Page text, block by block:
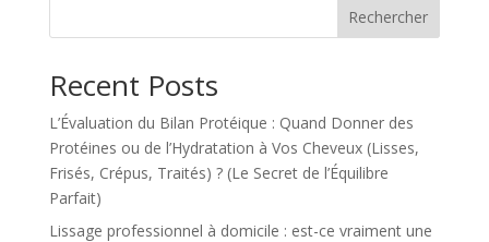
Rechercher
Recent Posts
L’Évaluation du Bilan Protéique : Quand Donner des
Protéines ou de l’Hydratation à Vos Cheveux (Lisses,
Frisés, Crépus, Traités) ? (Le Secret de l’Équilibre
Parfait)
Lissage professionnel à domicile : est-ce vraiment une